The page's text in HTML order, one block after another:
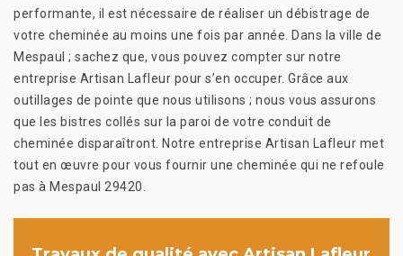
performante, il est nécessaire de réaliser un débistrage de
votre cheminée au moins une fois par année. Dans la ville de
Mespaul ; sachez que, vous pouvez compter sur notre
entreprise Artisan Lafleur pour s’en occuper. Grâce aux
outillages de pointe que nous utilisons ; nous vous assurons
que les bistres collés sur la paroi de votre conduit de
cheminée disparaîtront. Notre entreprise Artisan Lafleur met
tout en œuvre pour vous fournir une cheminée qui ne refoule
pas à Mespaul 29420.